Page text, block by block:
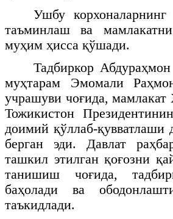
Ушбу
таъминлаш ва
муҳим ҳисса қўшади.
Тадбиркор
муҳтарам Эмомали
учрашуви чоғида, мамлакат
Тожикистон
доимий қўллаб-қувватлаши
берган эди. Давлат
ташкил этилган қоғозни
танишиш чоғида,
баҳолади ва
таъкидлади.